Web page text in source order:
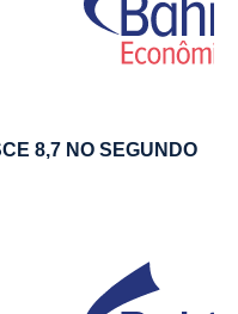
8,7 NO SEGUNDO